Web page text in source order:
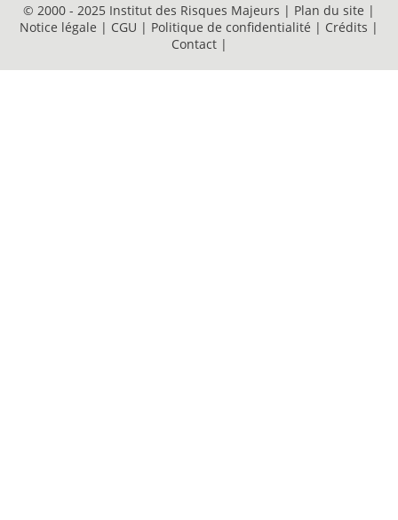
© 2000 - 2025 Institut des Risques Majeurs | Plan du site |
Notice légale | CGU | Politique de confidentialité | Crédits |
Contact |